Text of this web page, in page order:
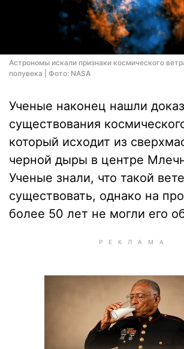
Астрономы искали признаки космического
полувека | Фото: NASA
Ученые наконец нашли
существования
который исходит из
черной дыры в центре
Ученые знали, что такой
существовать, однако на
более 50 лет не могли его